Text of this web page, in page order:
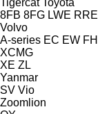
8FB 8FG LWE RRE
Volvo
A-series EC EW FH
XCMG
XE ZL
Yanmar
SV Vio
Zoomlion